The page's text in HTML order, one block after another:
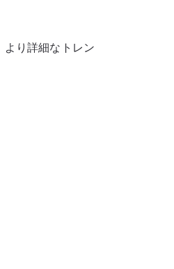
より詳細なトレン